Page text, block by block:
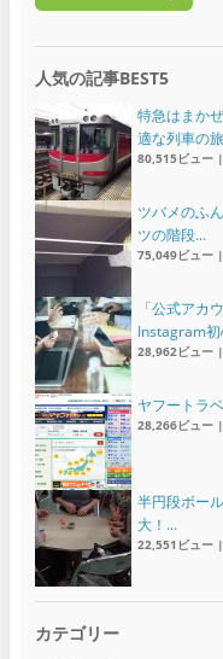
人気の記事BEST5
特急はまか
適な列車の
80,515ビュー|
ツバメのふ
ツの階段...
75,049ビュー|
「公式アカ
Instagram初
28,962ビュー|
ヤフートラ
28,266ビュー|
半円段ボー
大！...
22,551ビュー|
カテゴリー